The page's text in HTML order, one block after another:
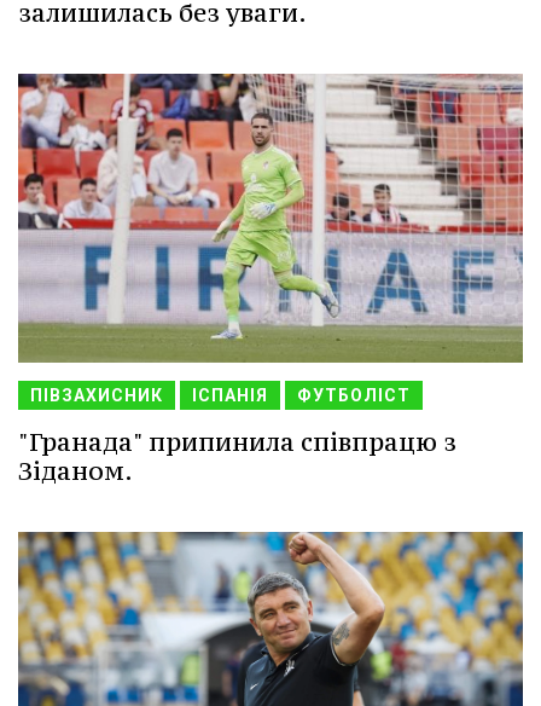
залишилась без уваги.
ПІВЗАХИСНИК ІСПАНІЯ ФУТБОЛІСТ
"Гранада" припинила співпрацю з
Зіданом.